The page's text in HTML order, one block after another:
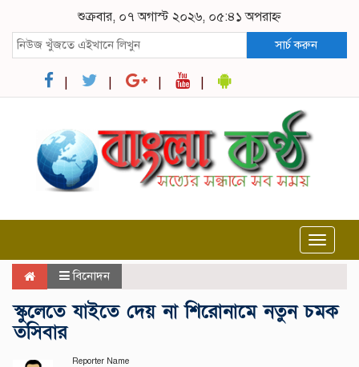
শুক্রবার, ০৭ অগাস্ট ২০২৬, ০৫:৪১ অপরাহ্ন
সার্চ করুন
Toggle
বিনোদন
স্কুলেতে যাইতে দেয় না শিরোনামে নতুন চমক
তসিবার
Reporter Name